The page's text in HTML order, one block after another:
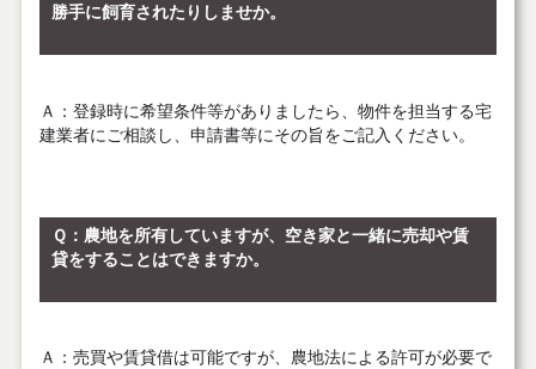
勝手に飼育されたりしませか。
Ａ ：登録時に希望条件等がありましたら、物件を担当する宅
建業者にご相談し、申請書等にその旨をご記入ください。
Ｑ ：農地を所有していますが、空き家と一緒に売却や賃
貸をすることはできますか。
Ａ ：売買や賃貸借は可能ですが、農地法による許可が必要で